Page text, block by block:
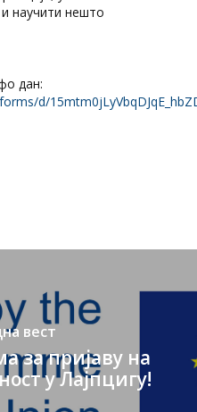
научити нешто
дан:
d/
вест
за пријаву на
у Лајпцигу!